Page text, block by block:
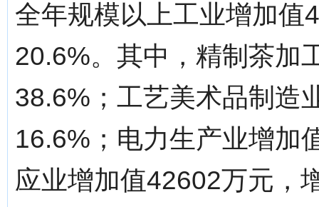
全年规模以上工业增加值
20.6%。其中，精制茶加
38.6%；工艺美术品制造
16.6%；电力生产业增加
应业增加值42602万元，